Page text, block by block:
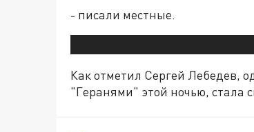
- писали местные.
Как отметил Сергей Лебедев,
"Геранями" этой ночью, стала